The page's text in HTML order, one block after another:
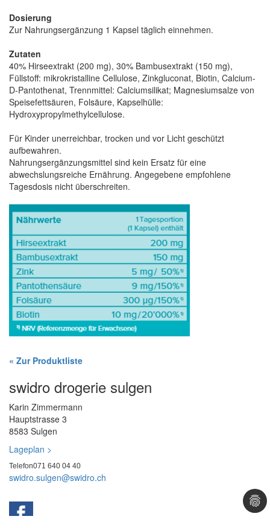
Dosierung
Zur Nahrungsergänzung 1 Kapsel täglich einnehmen.
Zutaten
40% Hirseextrakt (200 mg), 30% Bambusextrakt (150 mg),
Füllstoff: mikrokristalline Cellulose, Zinkgluconat, Biotin, Calcium-
D-Pantothenat, Trennmittel: Calciumsilikat; Magnesiumsalze von
Speisefettsäuren, Folsäure, Kapselhülle:
Hydroxypropylmethylcellulose.
Für Kinder unerreichbar, trocken und vor Licht geschützt
aufbewahren.
Nahrungsergänzungsmittel sind kein Ersatz für eine
abwechslungsreiche Ernährung. Angegebene empfohlene
Tagesdosis nicht überschreiten.
« Zur Produktliste
swidro drogerie sulgen
Karin Zimmermann
Hauptstrasse 3
8583 Sulgen
Lageplan >
Telefon071 640 04 40
swidro.sulgen@swidro.ch